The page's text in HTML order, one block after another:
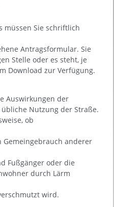
müssen Sie schriftlich
Antragsformular. Sie
Stelle oder es steht, je
Download zur Verfügung.
Auswirkungen der
Nutzung der Straße.
ob
anderer
Fußgänger oder die
durch Lärm
wird.